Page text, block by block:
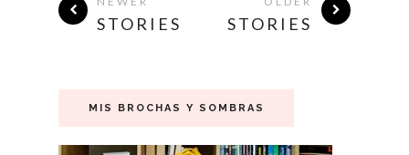
STORIES STORIES
MIS BROCHAS Y SOMBRAS